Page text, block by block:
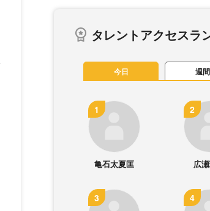
タレントアクセスラ
今日 週間
亀石太夏匡 広